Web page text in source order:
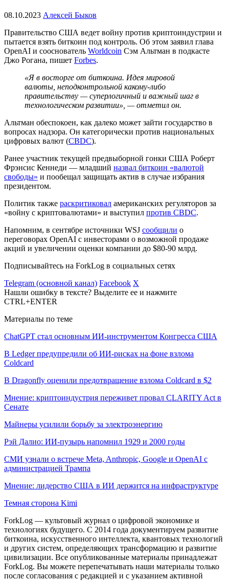
08.10.2023 Алексей Быков
Правительство США ведет войну против криптоиндустрии и
пытается взять биткоин под контроль. Об этом заявил глава
OpenAI и сооснователь Worldcoin Сэм Альтман в подкасте
Джо Рогана, пишет Forbes.
«Я в восторге от биткоина. Идея мировой
валюты, неподконтрольной какому-либо
правительству — суперлогичный и важный шаг в
технологическом развитии», — отметил он.
Альтман обеспокоен, как далеко может зайти государство в
вопросах надзора. Он категорически против национальных
цифровых валют (CBDC).
Ранее участник текущей предвыборной гонки США Роберт
Фрэнсис Кеннеди — младший назвал биткоин «валютой
свободы» и пообещал защищать актив в случае избрания
президентом.
Политик также раскритиковал американских регуляторов за
«войну с криптовалютами» и выступил против CBDC.
Напомним, в сентябре источники WSJ сообщили о
переговорах OpenAI с инвесторами о возможной продаже
акций и увеличении оценки компании до $80-90 млрд.
Подписывайтесь на ForkLog в социальных сетях
Telegram (основной канал) Facebook X
Нашли ошибку в тексте? Выделите ее и нажмите
CTRL+ENTER
Материалы по теме
ChatGPT стал основным ИИ-инструментом Конгресса США
В Ledger предупредили об ИИ-рисках на фоне взлома
Coldcard
В Dragonfly оценили предотвращение взлома Coldcard в $2
Мнение: криптоиндустрия переживет провал CLARITY Act в
Сенате
Майнеры усилили борьбу за электроэнергию
Рэй Далио: ИИ-пузырь напомнил 1929 и 2000 годы
СМИ узнали о встрече Meta, Anthropic, Google и OpenAI с
администрацией Трампа
Мнение: лидерство США в ИИ держится на инфраструктуре
Темная сторона Kimi
ForkLog — культовый журнал о цифровой экономике и
технологиях будущего. С 2014 года документируем развитие
биткоина, искусственного интеллекта, квантовых технологий
и других систем, определяющих трансформацию и развитие
цивилизации. Все опубликованные материалы принадлежат
ForkLog. Вы можете перепечатывать наши материалы только
после согласования с редакцией и с указанием активной